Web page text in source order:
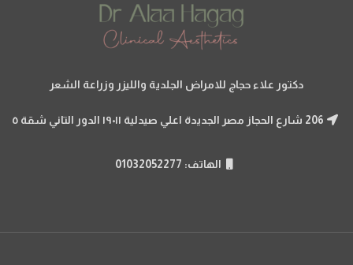
دكتور علاء حجاج للامراض الجلدية والليزر وزراعة الشعر
الهاتف: 01032052277